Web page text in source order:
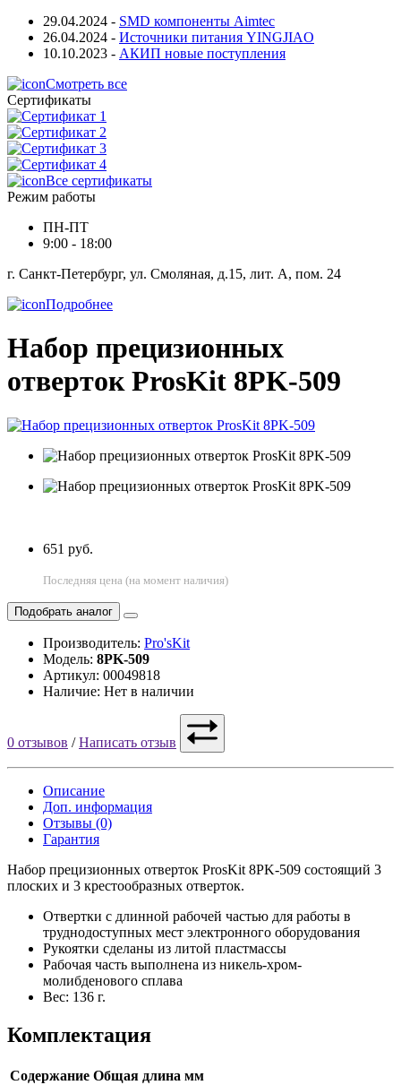
29.04.2024 - SMD компоненты Aimtec
26.04.2024 - Источники питания YINGJIAO
10.10.2023 - АКИП новые поступления
Смотреть все
Сертификаты
Все сертификаты
Режим работы
ПН-ПТ
9:00 - 18:00
г. Санкт-Петербург, ул. Смоляная, д.15, лит. А, пом. 24
Подробнее
Набор прецизионных
отверток ProsKit 8PK-509
651 руб.
Последняя цена (на момент наличия)
Подобрать аналог
Производитель: Pro'sKit
Модель: 8PK-509
Артикул: 00049818
Наличие: Нет в наличии
0 отзывов /Написать отзыв
Описание
Доп. информация
Отзывы (0)
Гарантия
Набор прецизионных отверток ProsKit 8PK-509 состоящий 3
плоских и 3 крестообразных отверток.
Отвертки с длинной рабочей частью для работы в
труднодоступных мест электронного оборудования
Рукоятки сделаны из литой пластмассы
Рабочая часть выполнена из никель-хром-
молибденового сплава
Вес: 136 г.
Комплектация
Содержание Общая длина мм